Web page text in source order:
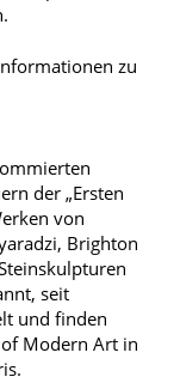
zu
der „Ersten
von
Brighton
seit
und finden
Modern Art in